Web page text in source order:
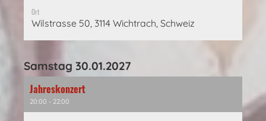
Ort
Wilstrasse 50, 3114 Wichtrach, Schweiz
Samstag 30.01.2027
Jahreskonzert
20:00 - 22:00